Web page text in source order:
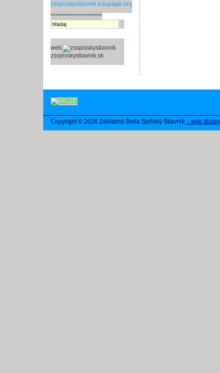
zsspisskystiavnik.edupage.org
*********************
web
zsspisskystiavnik.sk
Copyright © 2026 Základná škola Spišský Štiavnik. - web